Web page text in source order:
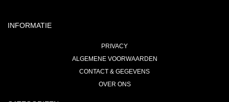
INFORMATIE
PRIVACY
ALGEMENE VOORWAARDEN
CONTACT & GEGEVENS
OVER ONS